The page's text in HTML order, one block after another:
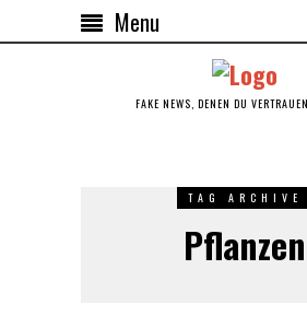
Menu
FAKE NEWS, DENEN DU
TAG ARCHIVE
Pflanzen